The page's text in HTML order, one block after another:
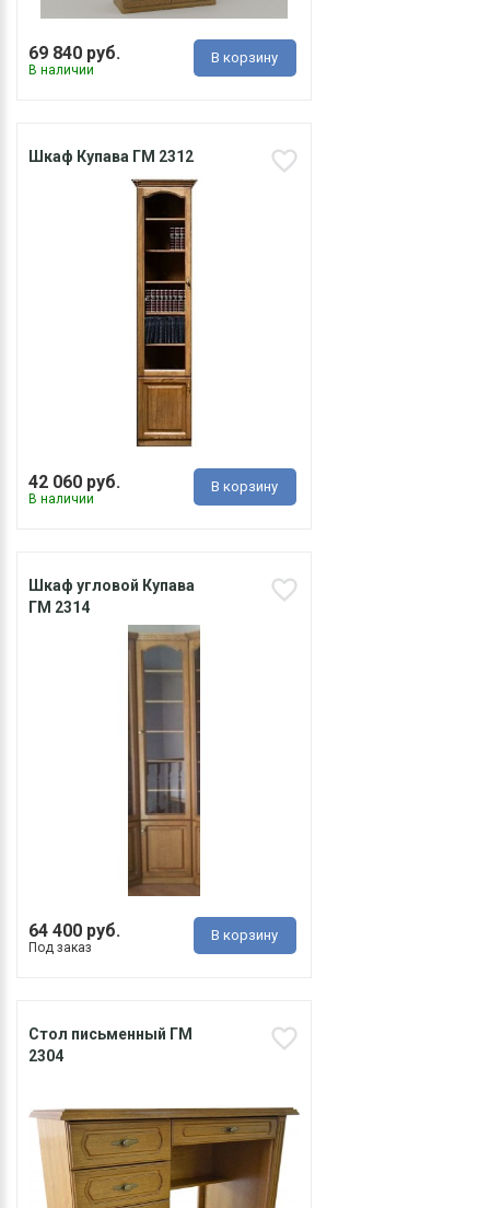
69 840 руб.
В наличии
В корзину
Шкаф Купава ГМ 2312
42 060 руб.
В наличии
В корзину
Шкаф угловой Купава
ГМ 2314
64 400 руб.
Под заказ
В корзину
Стол письменный ГМ
2304